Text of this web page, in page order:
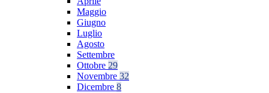
Maggio
Giugno
Luglio
Agosto
Settembre
Ottobre 29
Novembre 32
Dicembre 8